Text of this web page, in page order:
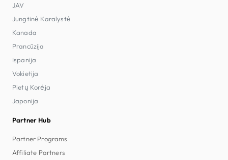
JAV
Jungtinė Karalystė
Kanada
Prancūzija
Ispanija
Vokietija
Pietų Korėja
Japonija
Partner Hub
Partner Programs
Affiliate Partners